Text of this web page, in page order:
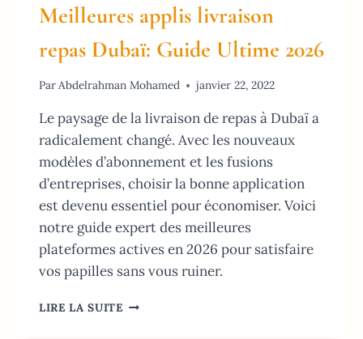
Meilleures applis livraison
repas Dubaï: Guide Ultime 2026
ParAbdelrahman Mohamed janvier 22, 2022
Le paysage de la livraison de repas à Dubaï a
radicalement changé. Avec les nouveaux
modèles d’abonnement et les fusions
d’entreprises, choisir la bonne application
est devenu essentiel pour économiser. Voici
notre guide expert des meilleures
plateformes actives en 2026 pour satisfaire
vos papilles sans vous ruiner.
LIRE LA SUITEMEILLEURES